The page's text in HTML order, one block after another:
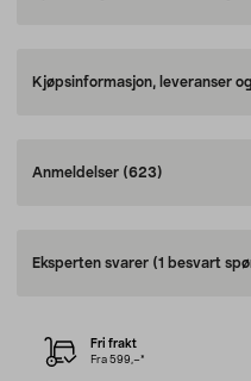
Kjøpsinformasjon, leveranser
Anmeldelser (623)
Eksperten svarer (1 besvart
Fri frakt
Fra 599,–*